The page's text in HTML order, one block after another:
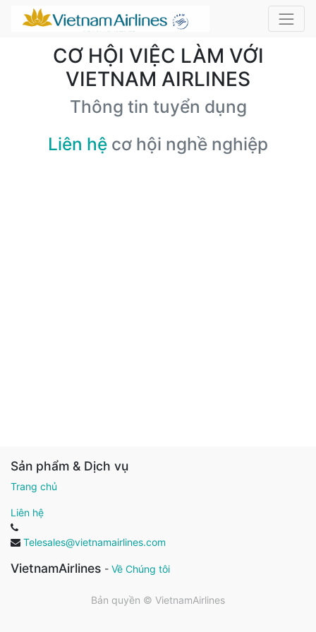
CƠ HỘI VIỆC LÀM VỚI
VIETNAM AIRLINES
Thông tin tuyển dụng
Liên hệ cơ hội nghề nghiệp
Sản phẩm & Dịch vụ
Trang chủ
Liên hệ
Telesales@vietnamairlines.com
VietnamAirlines - Về Chúng tôi
Bản quyền © VietnamAirlines